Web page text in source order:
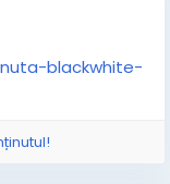
blackwhite-